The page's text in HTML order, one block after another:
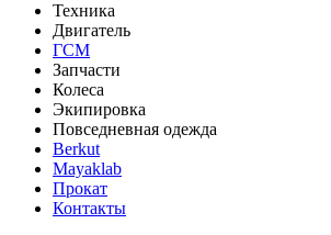
Техника
Двигатель
ГСМ
Запчасти
Колеса
Экипировка
Повседневная одежда
Berkut
Mayaklab
Прокат
Контакты